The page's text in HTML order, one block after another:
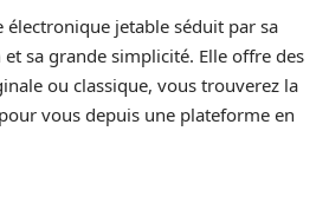
électronique jetable séduit par sa
sa grande simplicité. Elle offre des
ou classique, vous trouverez la
vous depuis une plateforme en